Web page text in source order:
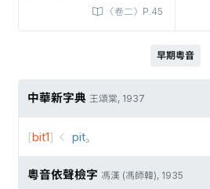
〈卷二〉P.45
早期粵音
中華新字典 王頌棠, 1937
[bit1] pit꜆
粵音依聲檢字 馮漢 (馮師韓), 1935